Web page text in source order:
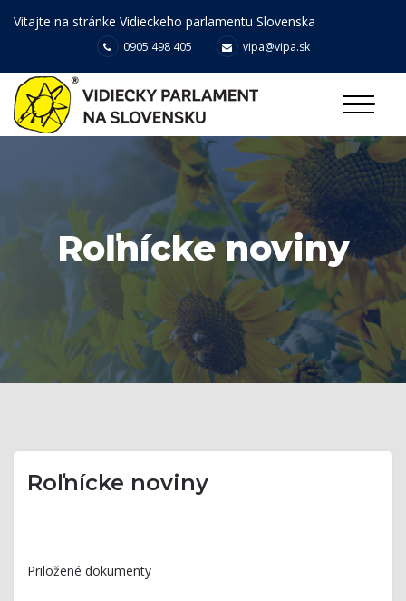
Vitajte na stránke Vidieckeho parlamentu Slovenska
0905 498 405 vipa@vipa.sk
Roľnícke noviny
Roľnícke noviny
Priložené dokumenty